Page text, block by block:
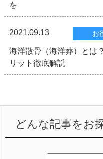
を
2021.09.13 お
海洋散骨（海洋葬）とは
リット徹底解説
どんな記事をお